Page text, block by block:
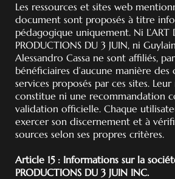
Les ressources et sites web
document sont proposés à titre
pédagogique uniquement. Ni L’ART
PRODUCTIONS DU 3 JUIN, ni
Alessandro Cassa ne sont affiliés,
bénéficiaires d’aucune manière des
services proposés par ces sites.
constitue ni une recommandation
validation officielle. Chaque
exercer son discernement et à
sources selon ses propres critères.
Article 15 : Informations sur la
PRODUCTIONS DU 3 JUIN INC.